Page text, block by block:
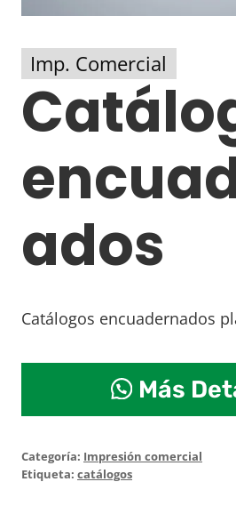
Imp. Comercial
ados
Catálogos encuadernados
encuadernados Más
Categoría: Impresión comercial
Etiqueta: catálogos